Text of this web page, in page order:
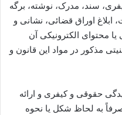
سند، مدرک، نوشته، برگه
ابلاغ اوراق قضائی، نشانی و
محتوای الکترونیکی آن
مذکور در مواد این قانون و
حقوقی و کیفری و ارائه
به لحاظ شکل یا نحوه